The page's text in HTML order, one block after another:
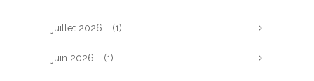
juillet 2026 (1)
juin 2026 (1)